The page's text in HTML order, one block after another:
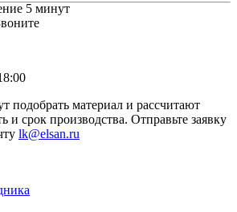
5 минут
подобрать материал и рассчитают
и срок производства. Отправьте заявку
lk@elsan.ru